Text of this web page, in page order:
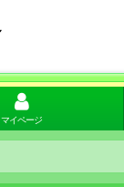
マイページ